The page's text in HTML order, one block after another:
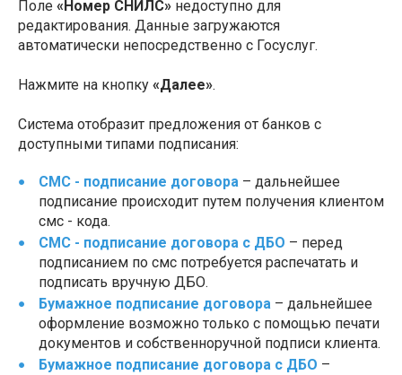
Поле «Номер СНИЛС» недоступно для
редактирования. Данные загружаются
автоматически непосредственно с Госуслуг.
Нажмите на кнопку «Далее».
Система отобразит предложения от банков с
доступными типами подписания:
СМС - подписание договора– дальнейшее
подписание происходит путем получения клиентом
смс - кода.
СМС - подписание договора с ДБО – перед
подписанием по смс потребуется распечатать и
подписать вручную ДБО.
Бумажное подписание договора– дальнейшее
оформление возможно только с помощью печати
документов и собственноручной подписи клиента.
Бумажное подписание договора с ДБО –